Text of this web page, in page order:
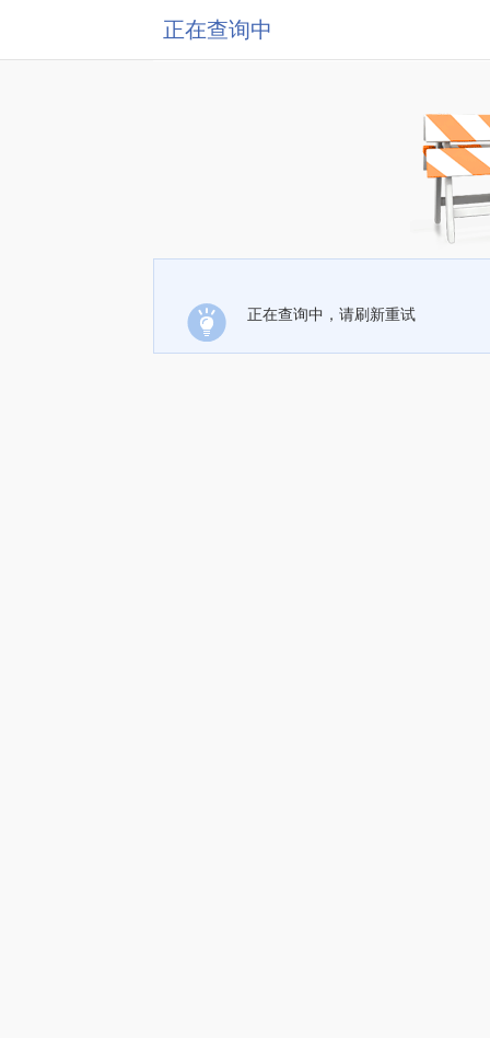
正在查询中
正在查询中，请刷新重试